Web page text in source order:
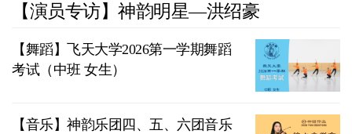
【演员专访】神韵明星—洪绍豪
【舞蹈】飞天大学2026第一学期舞蹈
考试（中班 女生）
【音乐】神韵乐团四、五、六团音乐